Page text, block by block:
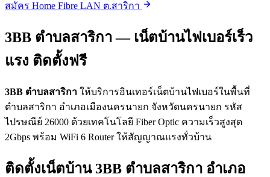
สมัคร Home Fibre LAN ต.สาริกา
3BB ตำบลสาริกา — เน็ตบ้านไฟเบอร์เร็ว
แรง ติดตั้งฟรี
3BB ตำบลสาริกา ให้บริการอินเทอร์เน็ตบ้านไฟเบอร์ในพื้นที่
ตำบลสาริกา อำเภอเมืองนครนายก จังหวัดนครนายก รหัส
ไปรษณีย์ 26000 ด้วยเทคโนโลยี Fiber Optic ความเร็วสูงสุด
2Gbps พร้อม WiFi 6 Router ให้สัญญาณแรงทั่วบ้าน
ติดตั้งเน็ตบ้าน 3BB ตำบลสาริกา อำเภอ